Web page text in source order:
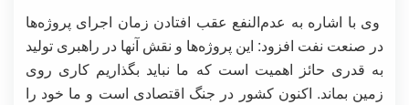
وی با اشاره به عدم‌النفع عقب افتادن زمان اجرای پروژه‌ها
در صنعت نفت افزود: این پروژه‌ها و نقش آنها در راهبری تولید
به قدری حائز اهمیت است که ما نباید بگذاریم کاری روی
زمین بماند. اکنون کشور در جنگ اقتصادی است و ما خود را